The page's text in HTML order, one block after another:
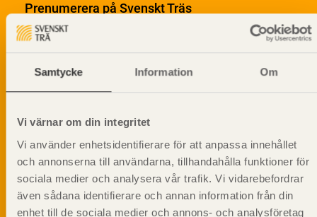
Samtycke Information Om
Vi värnar om din integritet
Vi använder enhetsidentifierare för att anpassa innehållet
och annonserna till användarna, tillhandahålla funktioner för
sociala medier och analysera vår trafik. Vi vidarebefordrar
även sådana identifierare och annan information från din
enhet till de sociala medier och annons- och analysföretag
Prenumerera på Svenskt Träs
informationsutskick!